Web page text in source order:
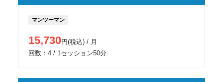
マンツーマン
15,730円(税込) / 月
回数：4 / 1セッション50分